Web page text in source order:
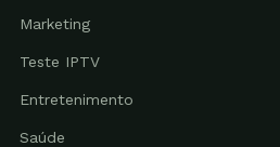
Marketing
Teste IPTV
Entretenimento
Saúde